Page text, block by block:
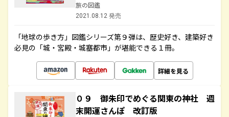
旅の図鑑
2021.08.12 発売
「地球の歩き方」図鑑シリーズ第９弾は、歴史好き、建築好き
必見の「城・宮殿・城塞都市」が堪能できる１冊。
詳細を見る
０９ 御朱印でめぐる関東の神社 週
末開運さんぽ 改訂版